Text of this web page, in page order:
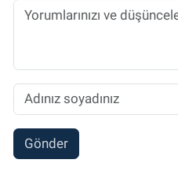
Gönder